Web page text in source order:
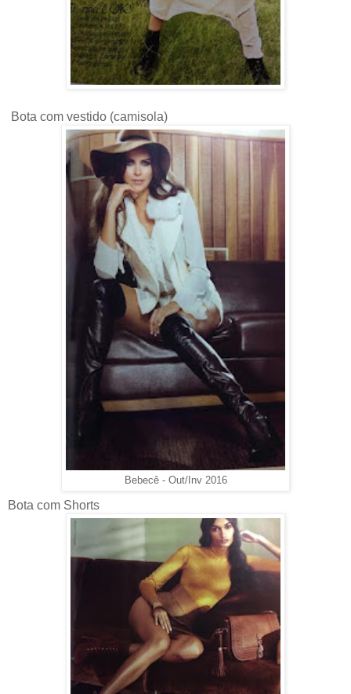
Bota com vestido (camisola)
Bebecê - Out/Inv 2016
Bota com Shorts